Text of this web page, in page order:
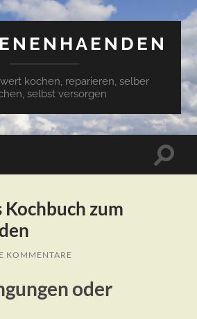
kochen, reparieren, selber
selbst versorgen
Kochbuch zum
KOMMENTARE
oder